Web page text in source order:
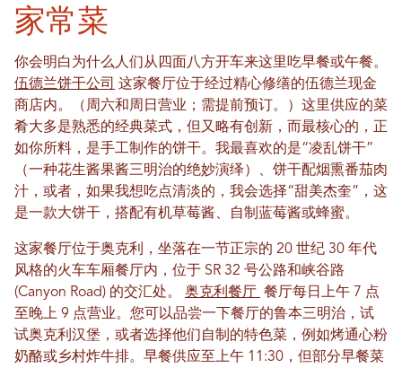
家常菜
你会明白为什么人们从四面八方开车来这里吃早餐或午餐。
伍德兰饼干公司 这家餐厅位于经过精心修缮的伍德兰现金
商店内。（周六和周日营业；需提前预订。）这里供应的菜
肴大多是熟悉的经典菜式，但又略有创新，而最核心的，正
如你所料，是手工制作的饼干。我最喜欢的是“凌乱饼干”
（一种花生酱果酱三明治的绝妙演绎）、饼干配烟熏番茄肉
汁，或者，如果我想吃点清淡的，我会选择“甜美杰奎”，这
是一款大饼干，搭配有机草莓酱、自制蓝莓酱或蜂蜜。
这家餐厅位于奥克利，坐落在一节正宗的 20 世纪 30 年代
风格的火车车厢餐厅内，位于 SR 32 号公路和峡谷路
(Canyon Road) 的交汇处。 奥克利餐厅 餐厅每日上午 7 点
至晚上 9 点营业。您可以品尝一下餐厅的鲁本三明治，试
试奥克利汉堡，或者选择他们自制的特色菜，例如烤通心粉
奶酪或乡村炸牛排。早餐供应至上午 11:30，但部分早餐菜